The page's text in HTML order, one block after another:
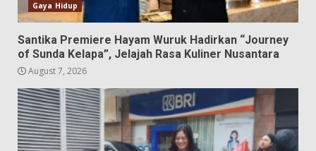
Gaya Hidup
Santika Premiere Hayam Wuruk Hadirkan “Journey
of Sunda Kelapa”, Jelajah Rasa Kuliner Nusantara
August 7, 2026